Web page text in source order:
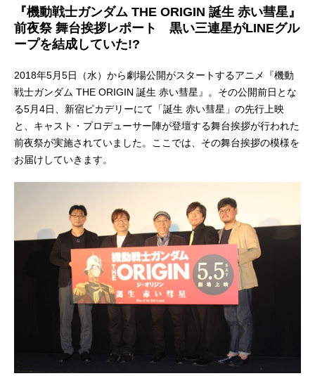
『機動戦士ガンダム THE ORIGIN 誕生 赤い彗星』
前夜祭 舞台挨拶レポート 黒い三連星がLINEグル
ープを結成していた!?
2018年5月5日（水）から劇場公開がスタートするアニメ『機動
戦士ガンダム THE ORIGIN 誕生 赤い彗星』。その公開前日とな
る5月4日、新宿ピカデリーにて「誕生 赤い彗星」の先行上映
と、キャスト・プロデューサー陣が登壇する舞台挨拶が行われた
前夜祭が実施されていました。ここでは、その舞台挨拶の模様を
お届けしていきます。